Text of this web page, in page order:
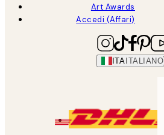
Art Awards
Accedi (Affari)
ITA ITALIANO